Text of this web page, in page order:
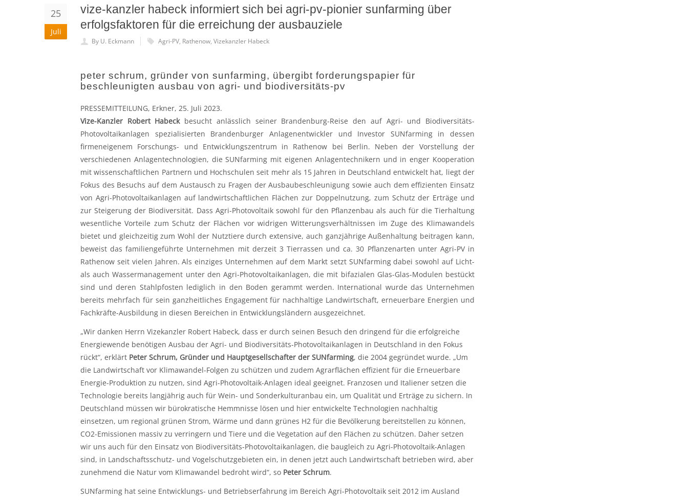
25
Juli
vize-kanzler habeck informiert sich bei agri-pv-pionier sunfarming über
erfolgsfaktoren für die erreichung der ausbauziele
By U. Eckmann Agri-PV, Rathenow, Vizekanzler Habeck
peter schrum, gründer von sunfarming, übergibt forderungspapier für
beschleunigten ausbau von agri- und biodiversitäts-pv
PRESSEMITTEILUNG, Erkner, 25. Juli 2023.
Vize-Kanzler Robert Habeckbesucht anlässlich seiner Brandenburg-Reise den auf Agri- und Biodiversitäts-
Photovoltaikanlagen spezialisierten Brandenburger Anlagenentwickler und Investor SUNfarming in dessen
firmeneigenem Forschungs- und Entwicklungszentrum in Rathenow bei Berlin. Neben der Vorstellung der
verschiedenen Anlagentechnologien, die SUNfarming mit eigenen Anlagentechnikern und in enger Kooperation
mit wissenschaftlichen Partnern und Hochschulen seit mehr als 15 Jahren in Deutschland entwickelt hat, liegt der
Fokus des Besuchs auf dem Austausch zu Fragen der Ausbaubeschleunigung sowie auch dem effizienten Einsatz
von Agri-Photovoltaikanlagen auf landwirtschaftlichen Flächen zur Doppelnutzung, zum Schutz der Erträge und
zur Steigerung der Biodiversität. Dass Agri-Photovoltaik sowohl für den Pflanzenbau als auch für die Tierhaltung
wesentliche Vorteile zum Schutz der Flächen vor widrigen Witterungsverhältnissen im Zuge des Klimawandels
bietet und gleichzeitig zum Wohl der Nutztiere durch extensive, auch ganzjährige Außenhaltung beitragen kann,
beweist das familiengeführte Unternehmen mit derzeit 3 Tierrassen und ca. 30 Pflanzenarten unter Agri-PV in
Rathenow seit vielen Jahren. Als einziges Unternehmen auf dem Markt setzt SUNfarming dabei sowohl auf Licht-
als auch Wassermanagement unter den Agri-Photovoltaikanlagen, die mit bifazialen Glas-Glas-Modulen bestückt
sind und deren Stahlpfosten lediglich in den Boden gerammt werden. International wurde das Unternehmen
bereits mehrfach für sein ganzheitliches Engagement für nachhaltige Landwirtschaft, erneuerbare Energien und
Fachkräfte-Ausbildung in diesen Bereichen in Entwicklungsländern ausgezeichnet.
„Wir danken Herrn Vizekanzler Robert Habeck, dass er durch seinen Besuch den dringend für die erfolgreiche
Energiewende benötigen Ausbau der Agri- und Biodiversitäts-Photovoltaikanlagen in Deutschland in den Fokus
rückt“, erklärt Peter Schrum, Gründer und Hauptgesellschafter der SUNfarming, die 2004 gegründet wurde. „Um
die Landwirtschaft vor Klimawandel-Folgen zu schützen und zudem Agrarflächen effizient für die Erneuerbare
Energie-Produktion zu nutzen, sind Agri-Photovoltaik-Anlagen ideal geeignet. Franzosen und Italiener setzen die
Technologie bereits langjährig auch für Wein- und Sonderkulturanbau ein, um Qualität und Erträge zu sichern. In
Deutschland müssen wir bürokratische Hemmnisse lösen und hier entwickelte Technologien nachhaltig
einsetzen, um regional grünen Strom, Wärme und dann grünes H2 für die Bevölkerung bereitstellen zu können,
CO2-Emissionen massiv zu verringern und Tiere und die Vegetation auf den Flächen zu schützen. Daher setzen
wir uns auch für den Einsatz von Biodiversitäts-Photovoltaikanlagen, die baugleich zu Agri-Photovoltaik-Anlagen
sind, in Landschaftsschutz- und Vogelschutzgebieten ein, in denen jetzt auch Landwirtschaft betrieben wird, aber
zunehmend die Natur vom Klimawandel bedroht wird“, so Peter Schrum.
SUNfarming hat seine Entwicklungs- und Betriebserfahrung im Bereich Agri-Photovoltaik seit 2012 im Ausland